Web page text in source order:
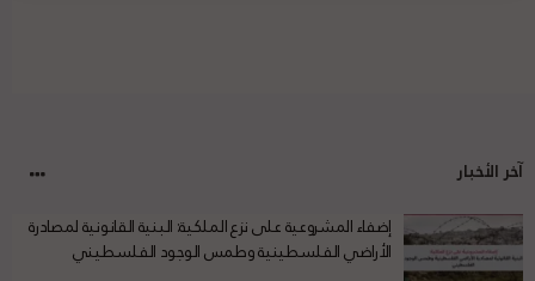
آخر الأخبار
إضفاء المشروعية على نزع الملكية: البنية القانونية لمصادرة
الأراضي الفلسطينية وطمس الوجود الفلسطيني